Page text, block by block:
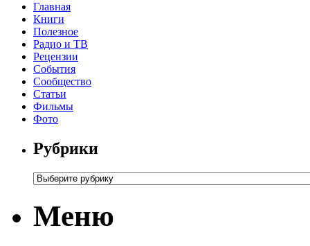
Главная
Книги
Полезное
Радио и ТВ
Рецензии
События
Сообщество
Статьи
Фильмы
Фото
Рубрики
Меню